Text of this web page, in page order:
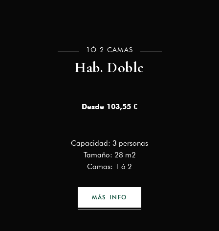
1Ó 2 CAMAS
Hab. Doble
Desde 103,55 €
Capacidad: 3 personas
Tamaño: 28 m2
Camas: 1 ó 2
MÁS INFO